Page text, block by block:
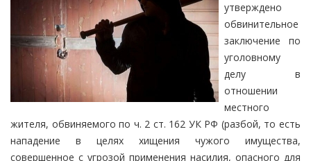
утверждено
обвинительное
заключение по
уголовному
делу в
отношении
местного
жителя, обвиняемого по ч. 2 ст. 162 УК РФ (разбой, то есть
нападение в целях хищения чужого имущества,
совершенное с угрозой применения насилия, опасного для